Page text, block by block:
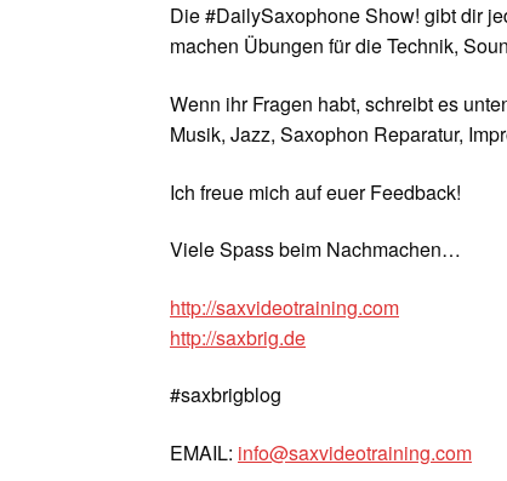
Die #DailySaxophone Show! gibt dir
machen Übungen für die Technik,
Wenn ihr Fragen habt, schreibt es
Musik, Jazz, Saxophon Reparatur,
Ich freue mich auf euer Feedback!
Viele Spass beim Nachmachen…
http://saxvideotraining.com
http://saxbrig.de
#saxbrigblog
EMAIL: info@saxvideotraining.com